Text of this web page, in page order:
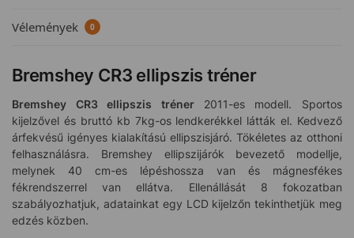
Vélemények 0
Bremshey CR3 ellipszis tréner
Bremshey CR3 ellipszis tréner 2011-es modell. Sportos
kijelzővel és bruttó kb 7kg-os lendkerékkel látták el. Kedvező
árfekvésű igényes kialakítású ellipszisjáró. Tökéletes az otthoni
felhasználásra. Bremshey ellipszijárók bevezető modellje,
melynek 40 cm-es lépéshossza van és mágnesfékes
fékrendszerrel van ellátva. Ellenállását 8 fokozatban
szabályozhatjuk, adatainkat egy LCD kijelzőn tekinthetjük meg
edzés közben.